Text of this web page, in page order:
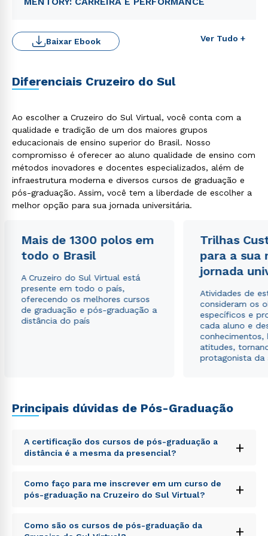
Ver Tudo +
Baixar Ebook
Diferenciais Cruzeiro do Sul
Ao escolher a Cruzeiro do Sul Virtual, você conta com a
qualidade e tradição de um dos maiores grupos
educacionais de ensino superior do Brasil. Nosso
compromisso é oferecer ao aluno qualidade de ensino com
métodos inovadores e docentes especializados, além de
infraestrutura moderna e diversos cursos de graduação e
pós-graduação. Assim, você tem a liberdade de escolher a
melhor opção para sua jornada universitária.
Mais de 1300 polos em
todo o Brasil
A Cruzeiro do Sul Virtual está
presente em todo o país,
oferecendo os melhores cursos
de graduação e pós-graduação a
distância do país
Trilhas
para a sua
jornada
Atividades de
consideram os
específicos e
cada aluno e
conhecimentos,
atitudes,
protagonista da
Principais dúvidas de Pós-Graduação
A certificação dos cursos de pós-graduação a
distância é a mesma da presencial?
+
Sed ut perspiciatis unde omnis iste natus error sit
voluptatem accusantium doloremque laudantium,
totam rem aperiam, eaque ipsa quae ab illo inventore
explicabo. Nemo enim ipsam voluptatem quia
Como faço para me inscrever em um curso de
pós-graduação na Cruzeiro do Sul Virtual?
+
Sed ut perspiciatis unde omnis iste natus error sit
voluptatem accusantium doloremque laudantium,
Como são os cursos de pós-graduação da
+
Rápido e fácil
WhatsApp
ou
Estou de acordo com a Política de Privacidade.e
autorizo que meus dados sejam utilizados para o
envio de conteúdos da Cruzeiro do Sul.